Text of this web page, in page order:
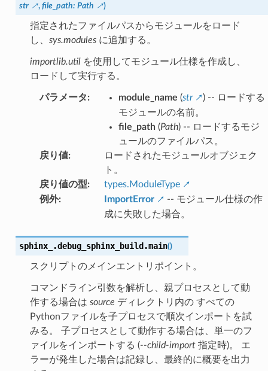
str
, file_path: Path )
指定されたファイルパスからモジュールをロード
し、 sys.modulesに追加する。
importlib.utilを使用してモジュール仕様を作成し、
ロードして実行する。
パラメータ: module_name (str
) -- ロードする
モジュールの名前。
file_path(Path) -- ロードするモジ
ュールのファイルパス。
戻り値:
ロードされたモジュールオブジェク
ト。
戻り値の型:
types.ModuleType
例外: ImportError
-- モジュール仕様の作
成に失敗した場合。
sphinx_.debug_sphinx_build.main()
スクリプトのメインエントリポイント。
コマンドライン引数を解析し、親プロセスとして動
作する場合は source ディレクトリ内の すべての
Pythonファイルを子プロセスで順次インポートを試
みる。 子プロセスとして動作する場合は、単一のフ
ァイルをインポートする (--child-import指定時)。 エ
ラーが発生した場合は記録し、最終的に概要を出力